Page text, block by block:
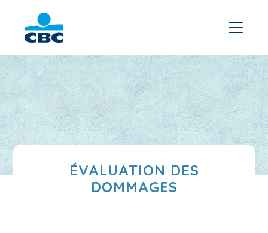
ÉVALUATION DES
DOMMAGES